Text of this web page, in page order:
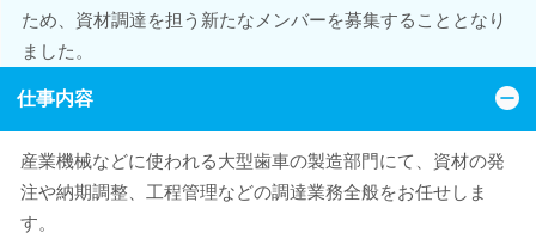
ため、資材調達を担う新たなメンバーを募集することとなり
ました。
仕事内容
産業機械などに使われる大型歯車の製造部門にて、資材の発
注や納期調整、工程管理などの調達業務全般をお任せしま
す。